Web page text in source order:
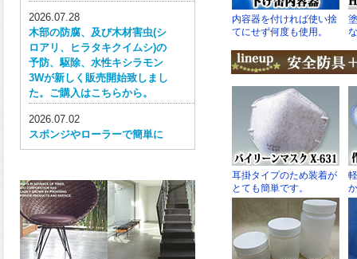
2026.07.28
木部の防腐、及び木材害虫(シ
ロアリ、ヒラタキクイムシ)の
予防、駆除、水性キシラモン
3Wが新しく販売開始致しまし
た。ご購入はこちらから。
2026.07.02
スポンジやローラーで簡単に
塗ってはがせる目かくし用水
イントが新しく販売開始致し
ました。ご購入はこちらか
ら。
2026.06.30
ウレタン特有の網目構造の反